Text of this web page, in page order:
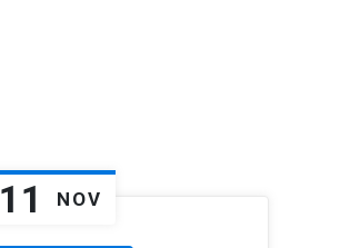
11 NOV